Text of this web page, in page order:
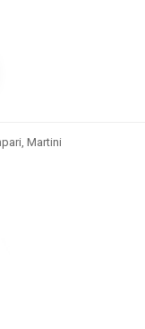
, Martini